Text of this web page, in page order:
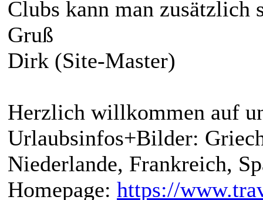
Clubs kann man zusätzlich
Gruß
Dirk (Site-Master)
Herzlich willkommen auf
Urlaubsinfos+Bilder:
Niederlande, Frankreich,
Homepage: https://